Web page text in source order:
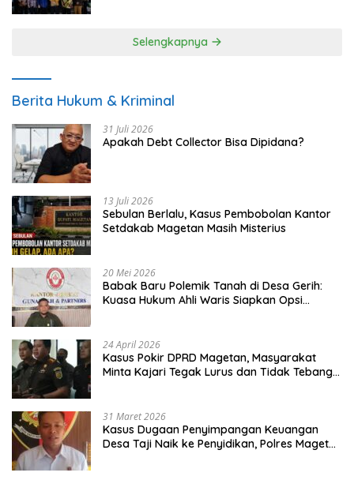
Selengkapnya
Berita Hukum & Kriminal
31 Juli 2026
Apakah Debt Collector Bisa Dipidana?
13 Juli 2026
Sebulan Berlalu, Kasus Pembobolan Kantor
Setdakab Magetan Masih Misterius
20 Mei 2026
Babak Baru Polemik Tanah di Desa Gerih:
Kuasa Hukum Ahli Waris Siapkan Opsi
24 April 2026
Kasus Pokir DPRD Magetan, Masyarakat
Minta Kajari Tegak Lurus dan Tidak Tebang
31 Maret 2026
Kasus Dugaan Penyimpangan Keuangan
Desa Taji Naik ke Penyidikan, Polres Magetan